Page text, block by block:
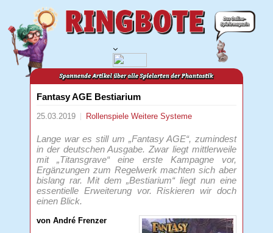
Fantasy AGE Bestiarium
25.03.2019 RollenspieleWeitere Systeme
Lange war es still um „Fantasy AGE“, zumindest
in der deutschen Ausgabe. Zwar liegt mittlerweile
mit „Titansgrave“ eine erste Kampagne vor,
Ergänzungen zum Regelwerk machten sich aber
bislang rar. Mit dem „Bestiarium“ liegt nun eine
essentielle Erweiterung vor. Riskieren wir doch
einen Blick.
von André Frenzer